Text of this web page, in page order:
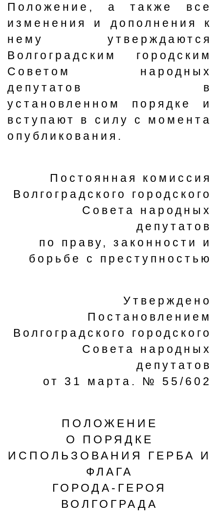
Положение, а также все
изменения и дополнения к
нему утверждаются
Волгоградским городским
Советом народных
депутатов в
установленном порядке и
вступают в силу с момента
опубликования.
Постоянная комиссия
Волгоградского городского
Совета народных
депутатов
по праву, законности и
борьбе с преступностью
Утверждено
Постановлением
Волгоградского городского
Совета народных
депутатов
от 31 марта. № 55/602
ПОЛОЖЕНИЕ
О ПОРЯДКЕ
ИСПОЛЬЗОВАНИЯ ГЕРБА И
ФЛАГА
ГОРОДА-ГЕРОЯ
ВОЛГОГРАДА